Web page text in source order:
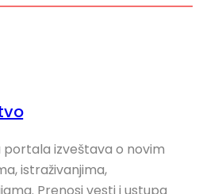
portala izveštava o novim
istraživanjima,
Prenosi vesti i ustupa